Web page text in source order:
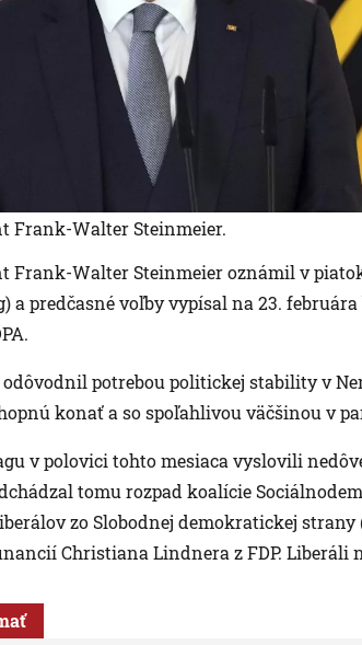
Frank-Walter Steinmeier.
Frank-Walter Steinmeier oznámil v
a predčasné voľby vypísal na 23.
potrebou politickej stability v
konať a so spoľahlivou väčšinou v
v polovici tohto mesiaca vyslovili
tomu rozpad koalície
zo Slobodnej demokratickej strany
Christiana Lindnera z FDP. Liberáli